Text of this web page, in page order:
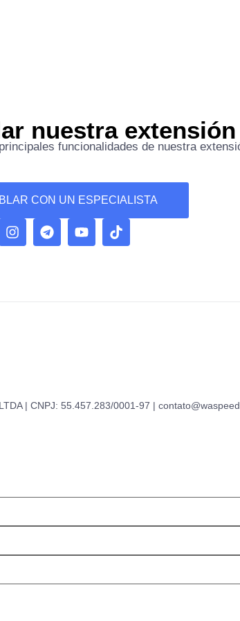
nuestra extensión
funcionalidades de nuestra
CON UN ESPECIALISTA
| CNPJ: 55.457.283/0001-97 |